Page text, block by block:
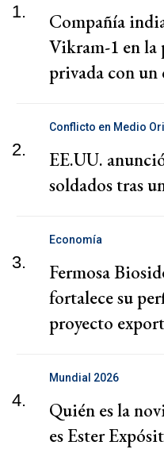
1.
Compañía
Vikram-1 en
privada con un
2.
Conflicto en Medio
EE.UU.
soldados tras
3.
Economía
Fermosa
fortalece su
proyecto
4.
Mundial 2026
Quién es la
es Ester